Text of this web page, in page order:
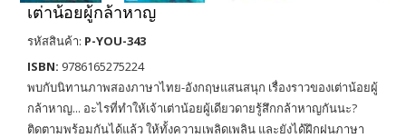
เต่าน้อยผู้กล้าหาญ
รหัสสินค้า: P-YOU-343
ISBN: 9786165275224
พบกับนิทานภาพสองภาษาไทย-อังกฤษแสนสนุก เรื่องราวของเต่าน้อยผู้
กล้าหาญ... อะไรที่ทำให้เจ้าเต่าน้อยผู้เดียวดายรู้สึกกล้าหาญกันนะ?
ติดตามพร้อมกันได้แล้ว ให้ทั้งความเพลิดเพลิน และยังได้ฝึกฝนภาษา